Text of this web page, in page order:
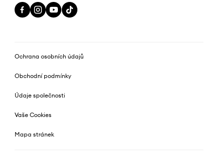
Ochrana osobních údajů
Obchodní podmínky
Údaje společnosti
Vaše Cookies
Mapa stránek